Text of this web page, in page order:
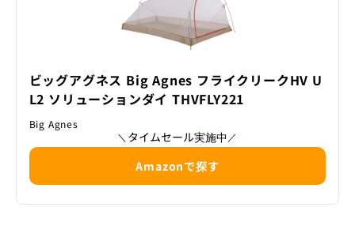
ビッグアグネス Big Agnes フライクリークHV U
L2 ソリューションダイ THVFLY221
Big Agnes
＼ タイムセール実施中 ／
Amazonで探す